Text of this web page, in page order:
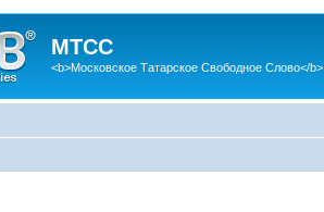
МТСС
<b>Московское Татарское Свободное Слово</b>